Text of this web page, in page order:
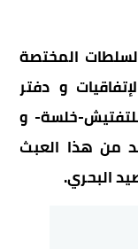
المختصة
و دفتر
خلسة- و
من هذا العبث
البحري.